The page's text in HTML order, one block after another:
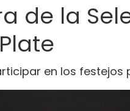
de la
en los festejos